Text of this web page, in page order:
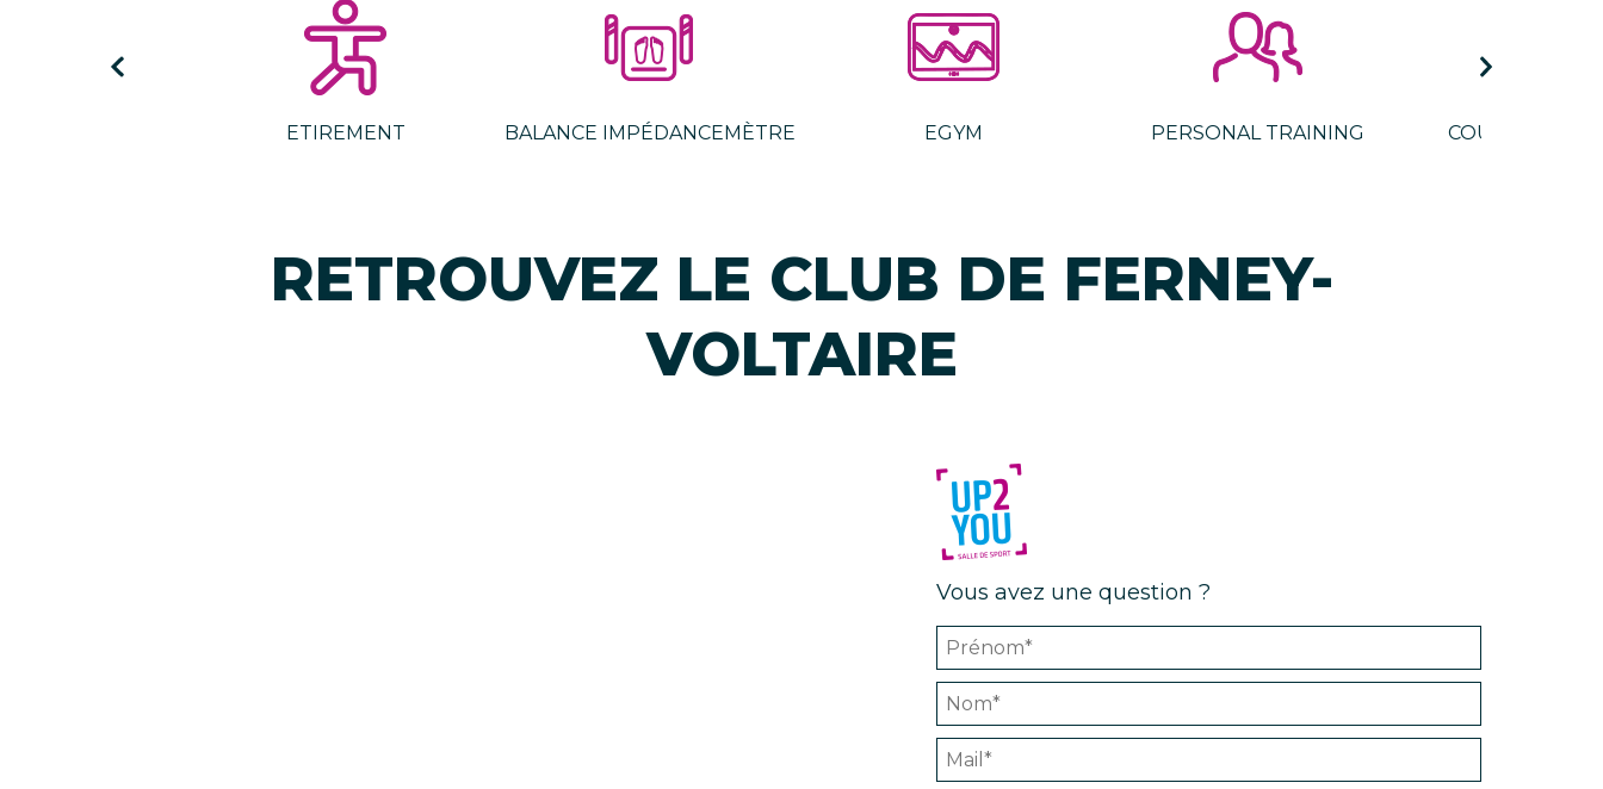
ETIREMENT BALANCE IMPÉDANCEMÈTRE EGYM PERSONAL TRAINING COURS VIDÉO
RETROUVEZ LE CLUB DE FERNEY-
VOLTAIRE
Vous avez une question ?